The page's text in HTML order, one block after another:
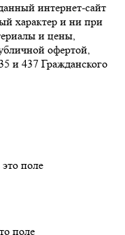
интернет-сайт
характер и ни при
и цены,
офертой,
и 437 Гражданского
поле
поле